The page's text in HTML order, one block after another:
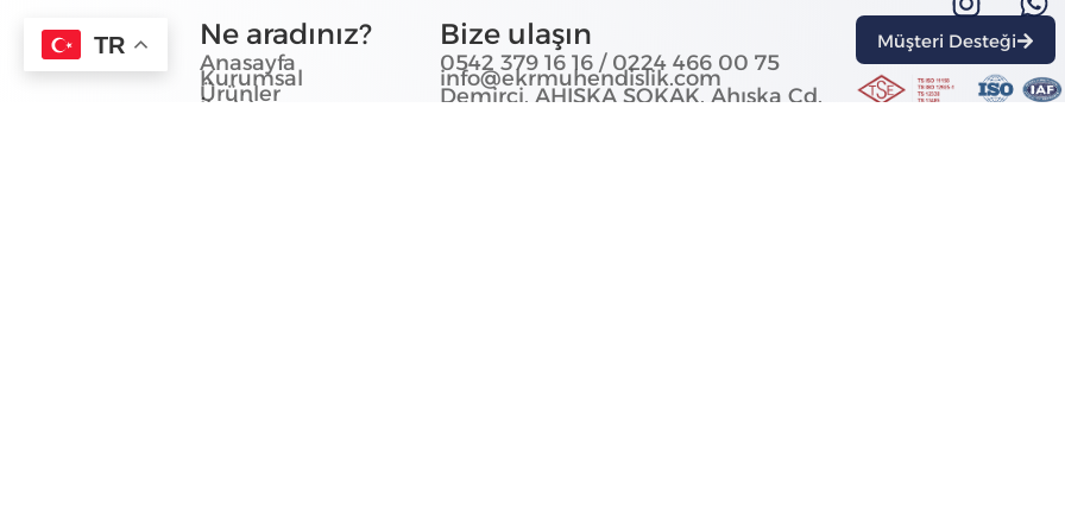
Ne aradınız?
Anasayfa
Kurumsal
Ürünler
İletişim
Bize ulaşın
0542 379 16 16 / 0224 466 00 75
info@ekrmuhendislik.com
Demirci, AHISKA SOKAK, Ahıska Cd.
Müşteri Desteği
TR